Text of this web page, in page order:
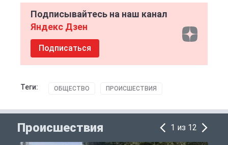
Подписывайтесь на наш канал
Яндекс Дзен
Подписаться
Теги: ОБЩЕСТВО ПРОИСШЕСТВИЯ
Происшествия 1 из 12